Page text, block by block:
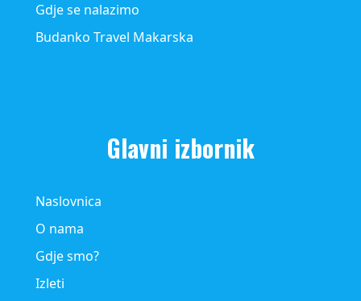
Gdje se nalazimo
Budanko Travel Makarska
Glavni izbornik
Naslovnica
O nama
Gdje smo?
Izleti